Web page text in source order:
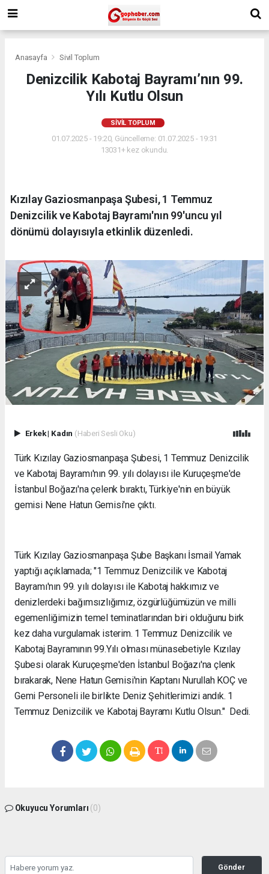
Anasayfa Sivil Toplum
Denizcilik Kabotaj Bayramı’nın 99.
Yılı Kutlu Olsun
SIVIL TOPLUM
01.07.2025 - 19:20, Güncelleme: 01.07.2025 - 19:31
13031+ kez okundu.
Kızılay Gaziosmanpaşa Şubesi, 1 Temmuz
Denizcilik ve Kabotaj Bayramı'nın 99'uncu yıl
dönümü dolayısıyla etkinlik düzenledi.
Erkek| Kadın (Haberi Sesli Oku)
Türk Kızılay Gaziosmanpaşa Şubesi, 1 Temmuz Denizcilik
ve Kabotaj Bayramı'nın 99. yılı dolayısı ile Kuruçeşme'de
İstanbul Boğazı'na çelenk bıraktı, Türkiye'nin en büyük
gemisi Nene Hatun Gemisi'ne çıktı.
Türk Kızılay Gaziosmanpaşa Şube Başkanı İsmail Yamak
yaptığı açıklamada; "1 Temmuz Denizcilik ve Kabotaj
Bayramı'nın 99. yılı dolayısı ile Kabotaj hakkımız ve
denizlerdeki bağımsızlığımız, özgürlüğümüzün ve milli
egemenliğimizin temel teminatlarından biri olduğunu birk
kez daha vurgulamak isterim. 1 Temmuz Denizcilik ve
Kabotaj Bayramının 99.Yılı olması münasebetiyle Kızılay
Şubesi olarak Kuruçeşme'den İstanbul Boğazı'na çlenk
bırakarak, Nene Hatun Gemisi'nin Kaptanı Nurullah KOÇ ve
Gemi Personeli ile birlikte Deniz Şehitlerimizi andık. 1
Temmuz Denizcilik ve Kabotaj Bayramı Kutlu Olsun." Dedi.
Okuyucu Yorumları (0)
Gönder